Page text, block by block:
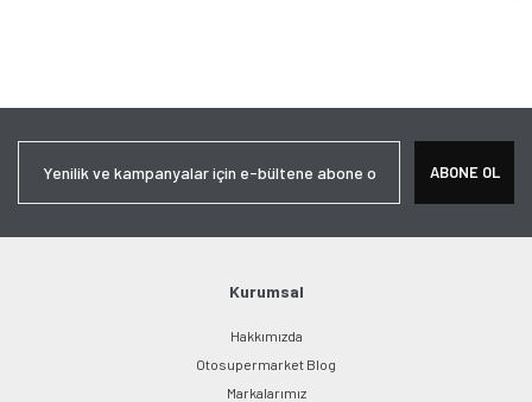
Ürün açıklamasında eksik bilgiler bulunuyor.
Bu ürüne benzer farklı alternatifler olmalı.
ABONE OL
Kurumsal
Hakkımızda
Otosupermarket Blog
Markalarımız